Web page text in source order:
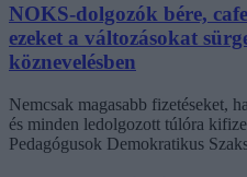
NOKS-dolgozók bére,
ezeket a változásokat
köznevelésben
Nemcsak magasabb fizetéseket,
és minden ledolgozott túlóra
Pedagógusok Demokratikus